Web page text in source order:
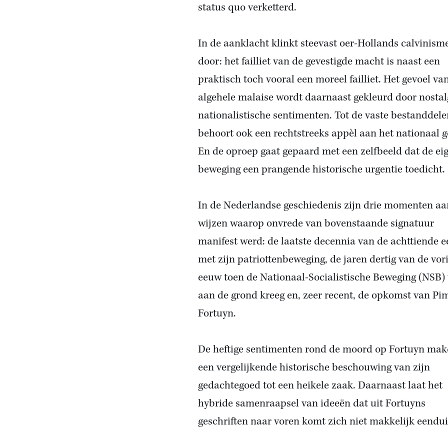
status quo verketterd.
In de aanklacht klinkt steevast oer-Hollands
door: het failliet van de gevestigde macht is naast een
praktisch toch vooral een moreel failliet. Het gevoel
algehele malaise wordt daarnaast gekleurd door
nationalistische sentimenten. Tot de vaste
behoort ook een rechtstreeks appèl aan het nationaal
En de oproep gaat gepaard met een zelfbeeld dat de
beweging een prangende historische urgentie toedicht.
In de Nederlandse geschiedenis zijn drie momenten
wijzen waarop onvrede van bovenstaande signatuur
manifest werd: de laatste decennia van de achttiende
met zijn patriottenbeweging, de jaren dertig van de
eeuw toen de Nationaal-Socialistische Beweging (NSB)
aan de grond kreeg en, zeer recent, de opkomst van
Fortuyn.
De heftige sentimenten rond de moord op Fortuyn
een vergelijkende historische beschouwing van zijn
gedachtegoed tot een heikele zaak. Daarnaast laat het
hybride samenraapsel van ideeën dat uit Fortuyns
geschriften naar voren komt zich niet makkelijk